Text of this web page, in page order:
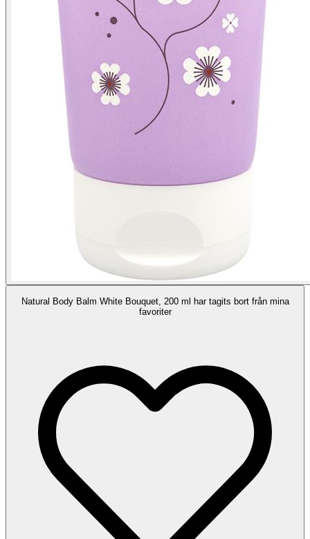
Natural Body Balm White Bouquet, 200 ml har tagits bort från mina
favoriter